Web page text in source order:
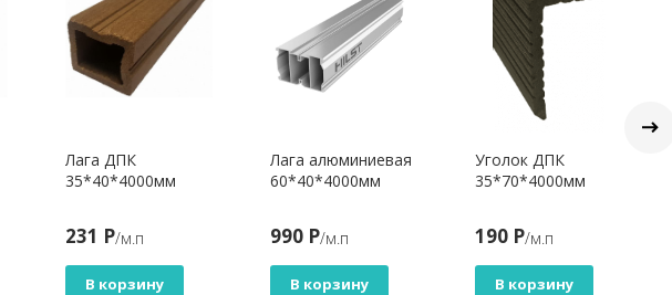
Лага ДПК
35*40*4000мм
231 Р/м.п
В корзину
Лага алюминиевая
60*40*4000мм
990 Р/м.п
В корзину
Уголок ДПК
35*70*4000мм
190 Р/м.п
В корзину